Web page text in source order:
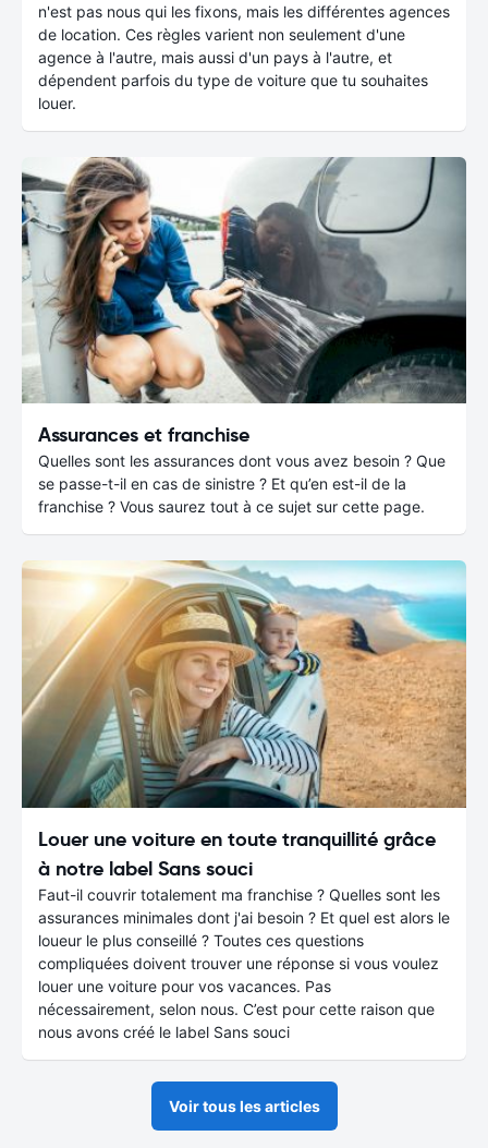
n'est pas nous qui les fixons, mais les différentes agences
de location. Ces règles varient non seulement d'une
agence à l'autre, mais aussi d'un pays à l'autre, et
dépendent parfois du type de voiture que tu souhaites
louer.
Assurances et franchise
Quelles sont les assurances dont vous avez besoin ? Que
se passe-t-il en cas de sinistre ? Et qu’en est-il de la
franchise ? Vous saurez tout à ce sujet sur cette page.
Louer une voiture en toute tranquillité grâce
à notre label Sans souci
Faut-il couvrir totalement ma franchise ? Quelles sont les
assurances minimales dont j'ai besoin ? Et quel est alors le
loueur le plus conseillé ? Toutes ces questions
compliquées doivent trouver une réponse si vous voulez
louer une voiture pour vos vacances. Pas
nécessairement, selon nous. C’est pour cette raison que
nous avons créé le label Sans souci
Voir tous les articles